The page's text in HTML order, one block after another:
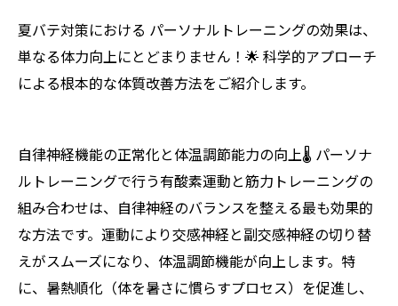
夏バテ対策における パーソナルトレーニングの効果は、
単なる体力向上にとどまりません！🌟 科学的アプローチ
による根本的な体質改善方法をご紹介します。
自律神経機能の正常化と体温調節能力の向上🌡️ パーソナ
ルトレーニングで行う有酸素運動と筋力トレーニングの
組み合わせは、自律神経のバランスを整える最も効果的
な方法です。運動により交感神経と副交感神経の切り替
えがスムーズになり、体温調節機能が向上します。特
に、暑熱順化（体を暑さに慣らすプロセス）を促進し、